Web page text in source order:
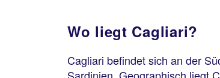
Wo liegt Cagliari?
Cagliari befindet sich an der